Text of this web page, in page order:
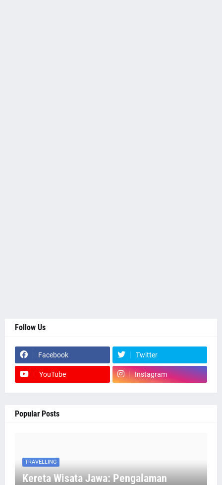
Follow Us
Facebook Twitter
YouTube Instagram
Popular Posts
TRAVELLING
Kereta Wisata Jawa: Pengalaman